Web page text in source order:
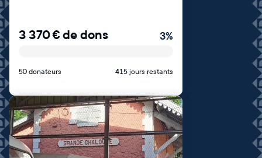
3 370€de dons 3%
50 donateurs 415 jours restants